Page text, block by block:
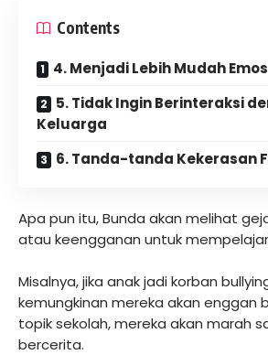
Contents
4. Menjadi Lebih Mudah
5. Tidak Ingin Berinteraksi
Keluarga
6. Tanda-tanda Kekerasan
Apa pun itu, Bunda akan melihat
atau keengganan untuk
Misalnya, jika anak jadi korban
kemungkinan mereka akan enggan
topik sekolah, mereka akan marah
bercerita.